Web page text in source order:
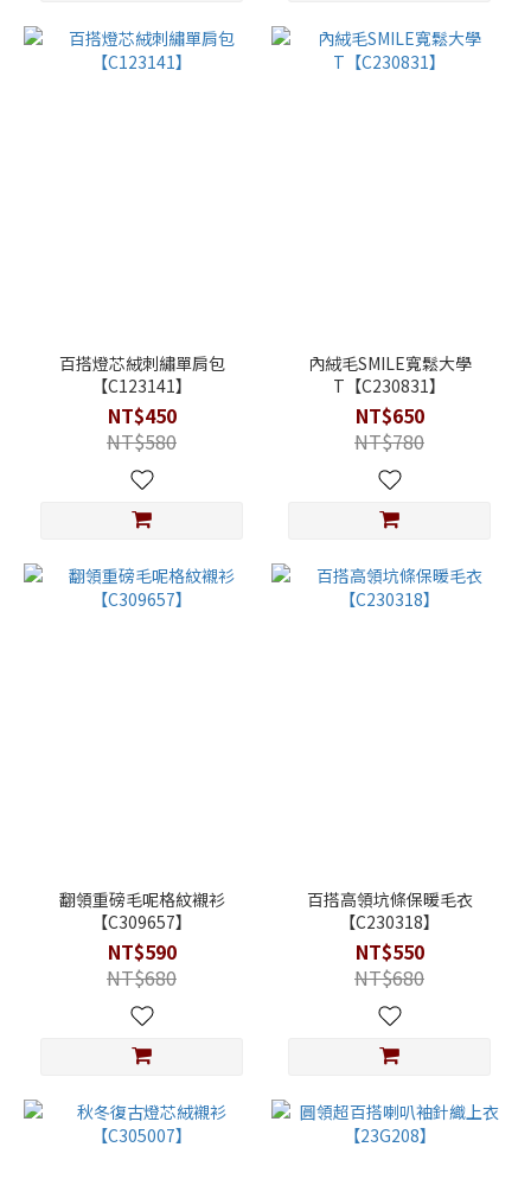
百搭燈芯絨刺繡單肩包
【C123141】
NT$450
NT$580
內絨毛SMILE寬鬆大學
T【C230831】
NT$650
NT$780
翻領重磅毛呢格紋襯衫
【C309657】
NT$590
NT$680
百搭高領坑條保暖毛衣
【C230318】
NT$550
NT$680